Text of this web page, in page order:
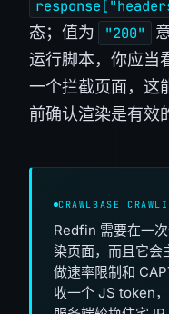
态；值为
"200"
运行脚本，你应当
一个拦截页面，这
前确认渲染是有效
CRAWLBASE
Redfin 需要在一
染页面，而且它会
做速率限制和
收一个 JS token